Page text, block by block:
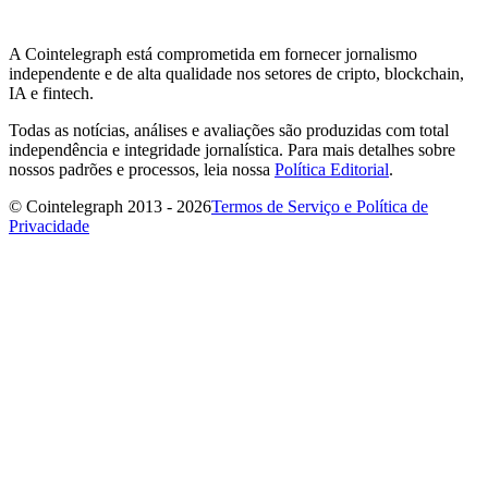
A Cointelegraph está comprometida em fornecer jornalismo
independente e de alta qualidade nos setores de cripto, blockchain,
IA e fintech.
Todas as notícias, análises e avaliações são produzidas com total
independência e integridade jornalística. Para mais detalhes sobre
nossos padrões e processos, leia nossa Política Editorial.
© Cointelegraph 2013 - 2026Termos de Serviço e Política de
Privacidade